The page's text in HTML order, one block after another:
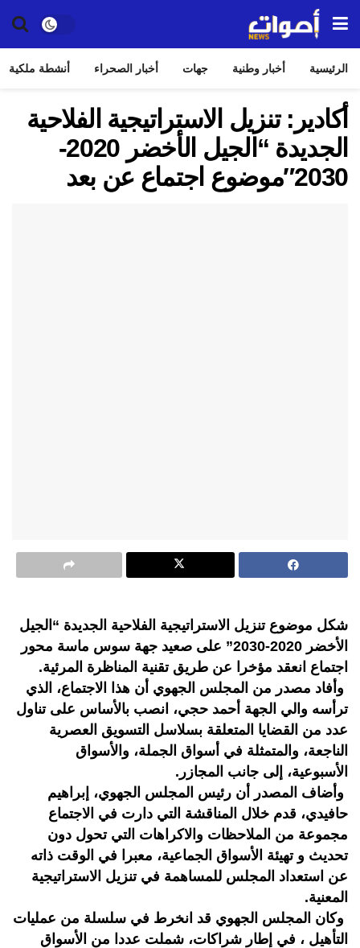
الرئيسية أخبار وطنية جهات أخبار الصحراء أنشطة ملكية
أكادير: تنزيل الاستراتيجية الفلاحية
الجديدة “الجيل الأخضر 2020-
2030″موضوع اجتماع عن بعد
شكل موضوع تنزيل الاستراتيجية الفلاحية الجديدة “الجيل
الأخضر 2020-2030” على صعيد جهة سوس ماسة محور
اجتماع انعقد مؤخرا عن طريق تقنية المناظرة المرئية.
وأفاد مصدر من المجلس الجهوي أن هذا الاجتماع، الذي
ترأسه والي الجهة أحمد حجي، انصب بالأساس على تناول
عدد من القضايا المتعلقة بسلاسل التسويق العصرية
الناجعة، والمتمثلة في أسواق الجملة، والأسواق
الأسبوعية، إلى جانب المجازر.
وأضاف المصدر أن رئيس المجلس الجهوي، إبراهيم
حافيدي، قدم خلال المناقشة التي دارت في الاجتماع
مجموعة من الملاحظات والاكراهات التي تحول دون
تحديث و تهيئة الأسواق الجماعية، معبرا في الوقت ذاته
عن استعداد المجلس للمساهمة في تنزيل الاستراتيجية
المعنية.
وكان المجلس الجهوي قد انخرط في سلسلة من عمليات
التأهيل ، في إطار شراكات، شملت عددا من الأسواق